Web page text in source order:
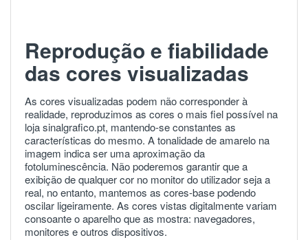
Reprodução e fiabilidade
das cores visualizadas
As cores visualizadas podem não corresponder à
realidade, reproduzimos as cores o mais fiel possível na
loja sinalgrafico.pt, mantendo-se constantes as
características do mesmo. A tonalidade de amarelo na
imagem indica ser uma aproximação da
fotoluminescência. Não poderemos garantir que a
exibição de qualquer cor no monitor do utilizador seja a
real, no entanto, mantemos as cores-base podendo
oscilar ligeiramente. As cores vistas digitalmente variam
consoante o aparelho que as mostra: navegadores,
monitores e outros dispositivos.